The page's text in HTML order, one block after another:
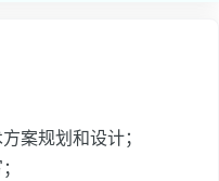
案规划和设计；